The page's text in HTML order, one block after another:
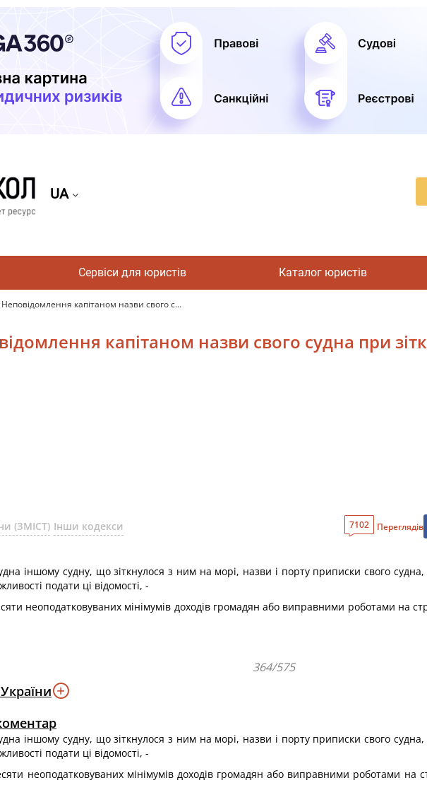
UA
Сервіси для юристів Каталог юристів
капітаном назви свого с...
капітаном назви свого судна при
(ЗМІСТ) Інши кодекси 7102 Переглядів
іншому судну, що зіткнулося з ним на морі, назви і порту приписки свого
подати ці відомості, -
неоподатковуваних мінімумів доходів громадян або виправними роботами на
364/575
іншому судну, що зіткнулося з ним на морі, назви і порту приписки свого
подати ці відомості, -
неоподатковуваних мінімумів доходів гро­мадян або виправними роботами